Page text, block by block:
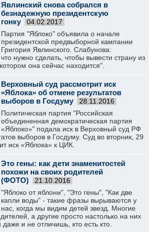
Явлинский снова собрался в
безнадежную президентскую
гонку
04.02.2017
Партия "Яблоко" объявила о начале
президентской предвыборной кампании
Григория Явлинского. Слабунова:
нужно сделать, чтобы вывести страну из
она сейчас находится".
Верховный суд рассмотрит иск
«Яблока» об отмене результатов
выборов в Госдуму
28.11.2016
Политическая партия "Российская
объединенная демократическая партия
«Яблоко»" подала иск в Верховный суд РФ
выборов в Госдуму. Суд во вторник, 29
иск «Яблока» к ЦИК.
Это гены: как дети знаменитостей
похожи на своих родителей
(ФОТО)
21.10.2016
"Яблоко от яблони", "Это гены", "Как две
капли воды" - такие фразы вырываются у
нас, когда мы видим детей звезд. Многие
а другие просто настолько на них
и не отличишь, кто есть кто.